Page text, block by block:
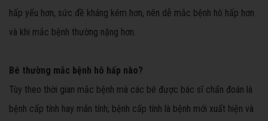
hấp yếu hơn, sức đề kháng kém hơn, nên dễ mắc bệnh hô hấp hơn
và khi mắc bệnh thường nặng hơn.
Bé thường mắc bệnh hô hấp nào?
Tùy theo thời gian mắc bệnh mà các bé được bác sĩ chẩn đoán là
bệnh cấp tính hay mãn tính; bệnh cấp tính là bệnh mới xuất hiện và